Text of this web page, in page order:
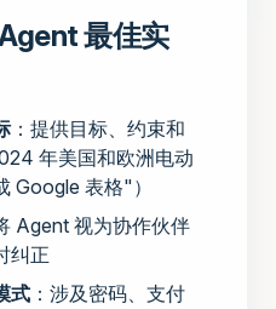
最佳实
：提供目标、约束和
年美国和欧洲电动
Google 表格"）
Agent 视为协作伙伴
纠正
式 ：涉及密码、支付